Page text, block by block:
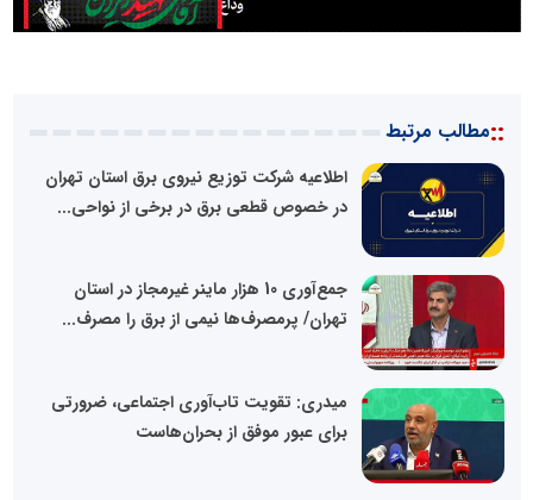
::مطالب مرتبط
اطلاعیه شرکت توزیع نیروی برق استان تهران
در خصوص قطعی برق در برخی از نواحی...
جمع‌آوری 10 هزار ماینر غیرمجاز در استان
تهران/ پرمصرف‌ها نیمی از برق را مصرف...
میدری: تقویت تاب‌آوری اجتماعی، ضرورتی
برای عبور موفق از بحران‌هاست